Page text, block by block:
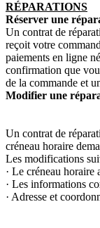
RÉPARATIONS
Réserver une
Un contrat de
reçoit votre
paiements en ligne
confirmation que
de la commande et
Modifier une
Un contrat de
créneau horaire
Les modifications
· Le créneau horaire
· Les informations
· Adresse et